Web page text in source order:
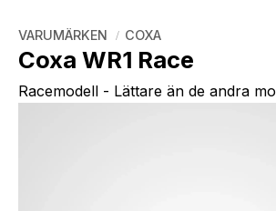
VARUMÄRKEN COXA
Coxa WR1 Race
Racemodell - Lättare än de andra